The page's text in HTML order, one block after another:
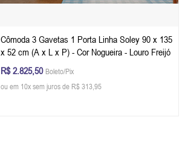
Cômoda 3 Gavetas 1 Porta Linha Soley 90 x 135
x 52 cm (A x L x P) - Cor Nogueira - Louro Freijó
R$ 2.825,50 Boleto/Pix
ou em 10x sem juros de R$ 313,95